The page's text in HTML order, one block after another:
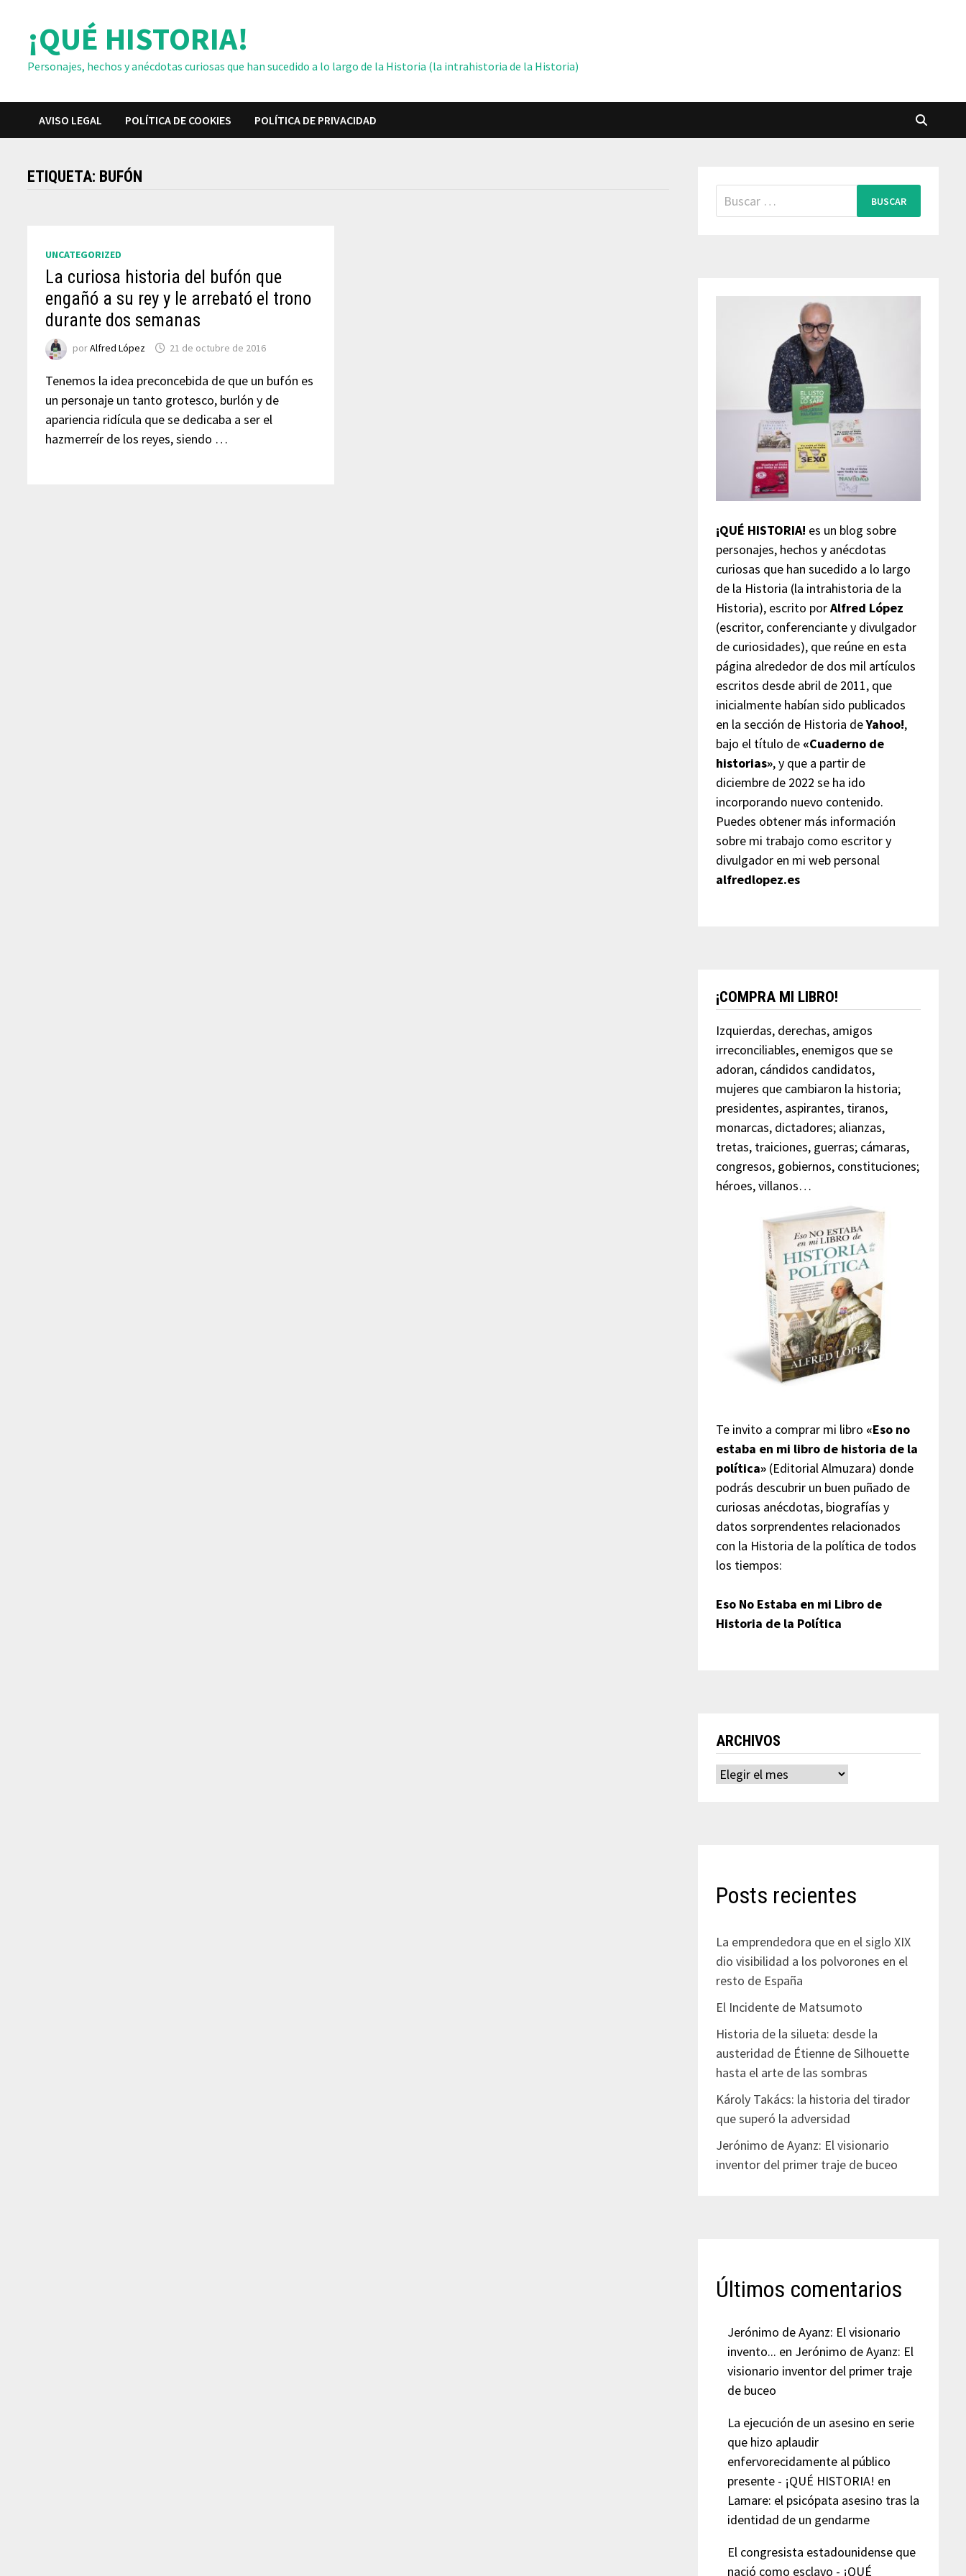
contenido¡QUÉ HISTORIA!
Personajes, hechos y anécdotas curiosas que han sucedido a lo largo de la Historia (la intrahistoria de la Historia)
AVISO LEGAL POLÍTICA DE COOKIES POLÍTICA DE PRIVACIDAD
ETIQUETA: BUFÓN
UNCATEGORIZED
La curiosa historia del bufón que
engañó a su rey y le arrebató el trono
durante dos semanas
porAlfred López 21 de octubre de 2016
Tenemos la idea preconcebida de que un bufón es
un personaje un tanto grotesco, burlón y de
apariencia ridícula que se dedicaba a ser el
hazmerreír de los reyes, siendo …
Buscar:
¡QUÉ HISTORIA! es un blog sobre
personajes, hechos y anécdotas
curiosas que han sucedido a lo largo
de la Historia (la intrahistoria de la
Historia), escrito porAlfred López
(escritor, conferenciante y divulgador
de curiosidades), que reúne en esta
página alrededor de dos mil artículos
escritos desde abril de 2011, que
inicialmente habían sido publicados
en la sección de Historia deYahoo!,
bajo el título de «Cuaderno de
historias», y que a partir de
diciembre de 2022 se ha ido
incorporando nuevo contenido.
Puedes obtener más información
sobre mi trabajo como escritor y
divulgador en mi web personal
alfredlopez.es
¡COMPRA MI LIBRO!
Izquierdas, derechas, amigos
irreconciliables, enemigos que se
adoran, cándidos candidatos,
mujeres que cambiaron la historia;
presidentes, aspirantes, tiranos,
monarcas, dictadores; alianzas,
tretas, traiciones, guerras; cámaras,
congresos, gobiernos, constituciones;
héroes, villanos…
Te invito a comprar mi libro «Eso no
estaba en mi libro de historia de la
política»(Editorial Almuzara) donde
podrás descubrir un buen puñado de
curiosas anécdotas, biografías y
datos sorprendentes relacionados
con la Historia de la política de todos
los tiempos:
Eso No Estaba en mi Libro de
Historia de la Política
ARCHIVOS
Archivos
Posts recientes
La emprendedora que en el siglo XIX
dio visibilidad a los polvorones en el
resto de España
El Incidente de Matsumoto
Historia de la silueta: desde la
austeridad de Étienne de Silhouette
hasta el arte de las sombras
Károly Takács: la historia del tirador
que superó la adversidad
Jerónimo de Ayanz: El visionario
inventor del primer traje de buceo
Últimos comentarios
Jerónimo de Ayanz: El visionario
invento... en Jerónimo de Ayanz: El
visionario inventor del primer traje
de buceo
La ejecución de un asesino en serie
que hizo aplaudir
enfervorecidamente al público
presente - ¡QUÉ HISTORIA! en
Lamare: el psicópata asesino tras la
identidad de un gendarme
El congresista estadounidense que
nació como esclavo - ¡QUÉ